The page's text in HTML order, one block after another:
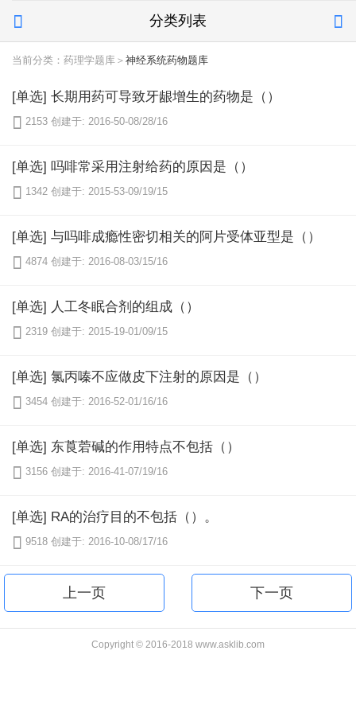
 分类列表 
当前分类：药理学题库＞ 神经系统药物题库
[单选] 长期用药可导致牙龈增生的药物是（）
 2153 创建于: 2016-50-08/28/16
[单选] 吗啡常采用注射给药的原因是（）
 1342 创建于: 2015-53-09/19/15
[单选] 与吗啡成瘾性密切相关的阿片受体亚型是（）
 4874 创建于: 2016-08-03/15/16
[单选] 人工冬眠合剂的组成（）
 2319 创建于: 2015-19-01/09/15
[单选] 氯丙嗪不应做皮下注射的原因是（）
 3454 创建于: 2016-52-01/16/16
[单选] 东莨菪碱的作用特点不包括（）
 3156 创建于: 2016-41-07/19/16
[单选] RA的治疗目的不包括（）。
 9518 创建于: 2016-10-08/17/16
上一页 下一页
Copyright © 2016-2018 www.asklib.com